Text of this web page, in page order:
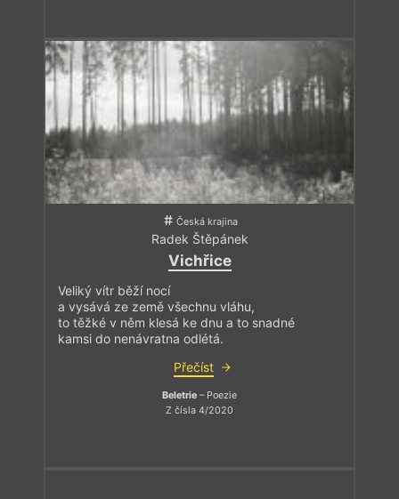
Česká krajina
Radek Štěpánek
Vichřice
Veliký vítr běží nocí
a vysává ze země všechnu vláhu,
to těžké v něm klesá ke dnu a to snadné
kamsi do nenávratna odlétá.
Přečíst
Beletrie – Poezie
Z čísla 4/2020